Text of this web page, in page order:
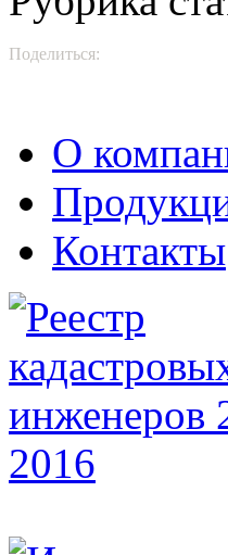
Поделиться:
О
Контакты